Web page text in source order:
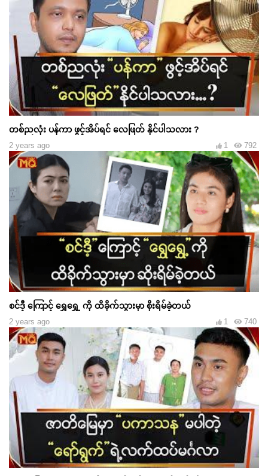
တစ်ညလုံး ပန်ကာ ဖွင့်အိပ်ရင် လေဖြတ် နိုင်ပါသလား ?
2 years ago 792
1
စင်ဒီ့ ကြောင့် ရွှေရွှေ့ ကို ထိခိုက်သွားမှာ စိုးရိမ်ခဲ့တယ်
2 years ago 740
1